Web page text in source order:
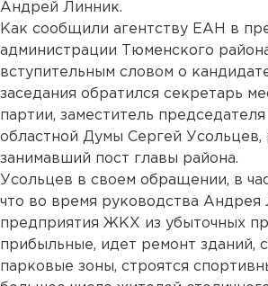
Андрей Линник.
Как сообщили агентству ЕАН в
администрации Тюменского
вступительным словом о
заседания обратился секретарь
партии, заместитель
областной Думы Сергей Усольцев,
занимавший пост главы района.
Усольцев в своем обращении, в
что во время руководства Андрея
предприятия ЖКХ из убыточных
прибыльные, идет ремонт зданий,
парковые зоны, строятся